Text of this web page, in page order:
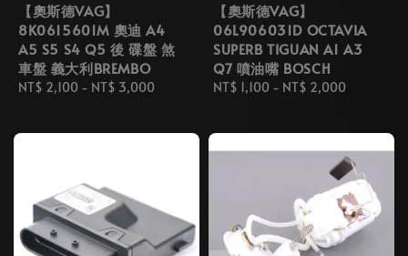
【奧斯德VAG】
8K0615601M 奧迪 A4
A5 S5 S4 Q5 後 碟盤 煞
車盤 義大利BREMBO
Regular
NT$ 2,100 - NT$ 3,000
【奧斯德VAG】
06L906031D OCTAVIA
SUPERB TIGUAN A1 A3
Q7 噴油嘴 BOSCH
Regular
NT$ 1,100 - NT$ 2,000